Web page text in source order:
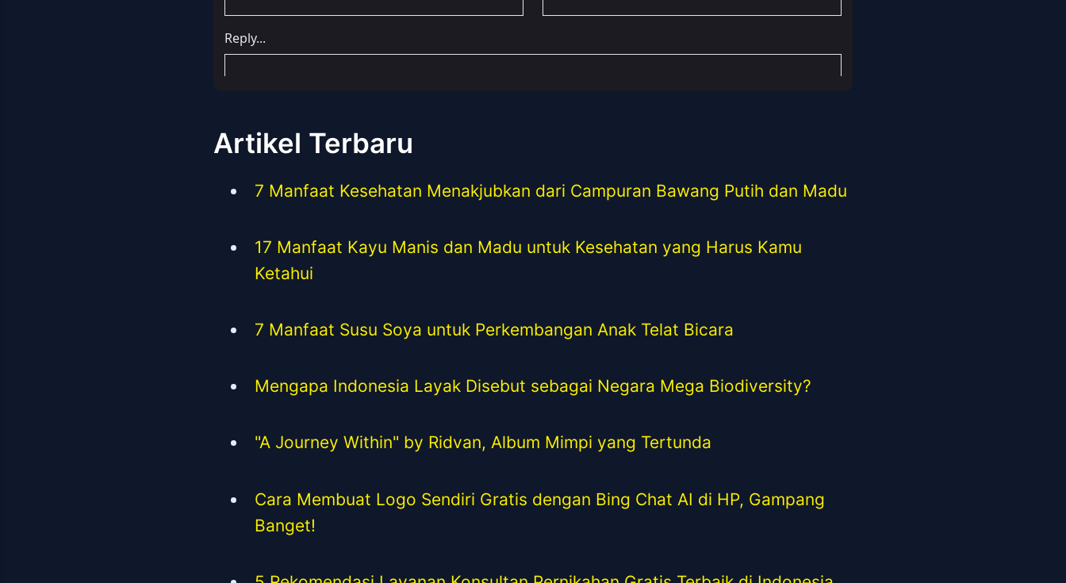
Artikel Terbaru
7 Manfaat Kesehatan Menakjubkan dari Campuran Bawang Putih dan Madu
17 Manfaat Kayu Manis dan Madu untuk Kesehatan yang Harus Kamu
Ketahui
7 Manfaat Susu Soya untuk Perkembangan Anak Telat Bicara
Mengapa Indonesia Layak Disebut sebagai Negara Mega Biodiversity?
"A Journey Within" by Ridvan, Album Mimpi yang Tertunda
Cara Membuat Logo Sendiri Gratis dengan Bing Chat AI di HP, Gampang
Banget!